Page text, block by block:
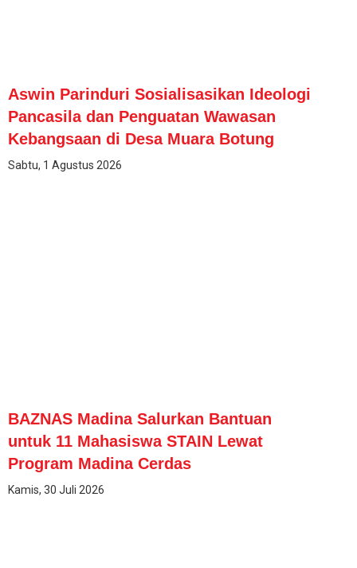
Aswin Parinduri Sosialisasikan Ideologi
Pancasila dan Penguatan Wawasan
Kebangsaan di Desa Muara Botung
Sabtu, 1 Agustus 2026
BAZNAS Madina Salurkan Bantuan
untuk 11 Mahasiswa STAIN Lewat
Program Madina Cerdas
Kamis, 30 Juli 2026